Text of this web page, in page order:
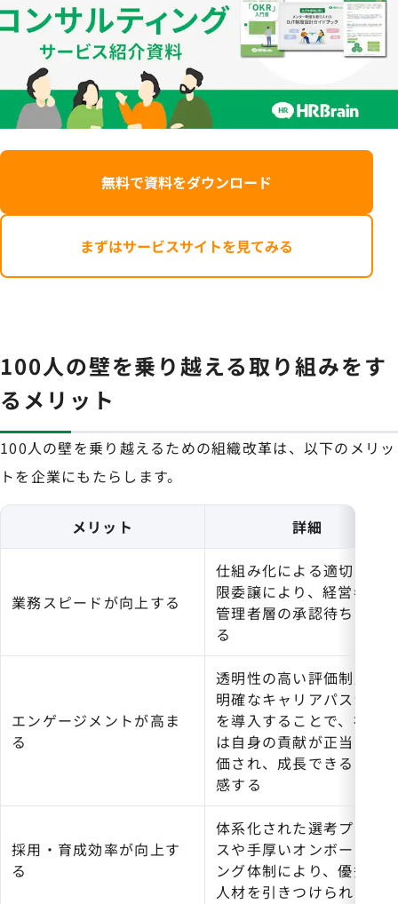
無料で資料をダウンロード
まずはサービスサイトを見てみる
100人の壁を乗り越える取り組みをす
るメリット
100人の壁を乗り越えるための組織改革は、以下のメリッ
トを企業にもたらします。
メリット 詳細
業務スピードが向上する
仕組み化による適切な権
限委譲により、経営者や
管理者層の承認待ちが減
る
エンゲージメントが高ま
る
透明性の高い評価制度や
明確なキャリアパス制度
を導入することで、社員
は自身の貢献が正当に評
価され、成長できると実
感する
採用・育成効率が向上す
る
体系化された選考プロセ
スや手厚いオンボーディ
ング体制により、優秀な
人材を引きつけられる